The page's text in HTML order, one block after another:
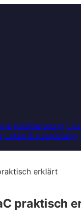
Kaufberatung
Löten & Ausrüstung
erklärt
praktisch